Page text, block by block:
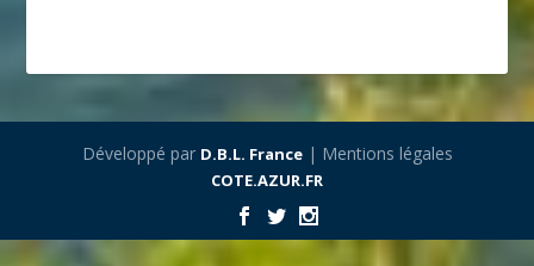
Développé par D.B.L. France| Mentions légales
COTE.AZUR.FR